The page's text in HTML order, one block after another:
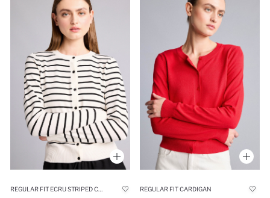
REGULAR FIT CARDIGAN